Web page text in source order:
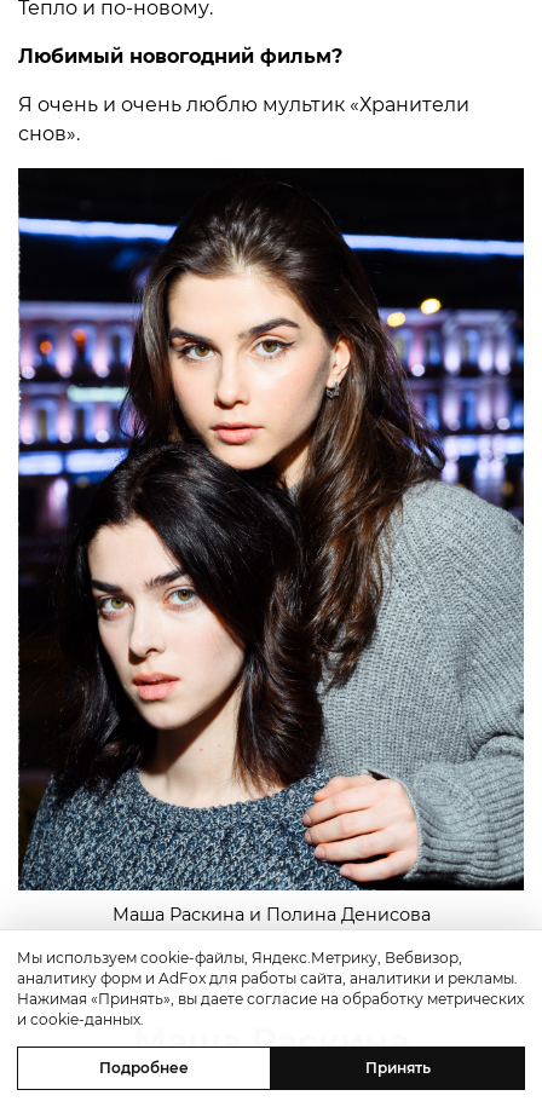
Тепло и по-новому.
Любимый новогодний фильм?
Я очень и очень люблю мультик «Хранители
снов».
Маша Раскина и Полина Денисова
Маша Раскина
Мы используем cookie-файлы, Яндекс.Метрику, Вебвизор,
аналитику форм и AdFox для работы сайта, аналитики и рекламы.
Нажимая «Принять», вы даете согласие на обработку метрических
и cookie-данных.
Подробнее Принять